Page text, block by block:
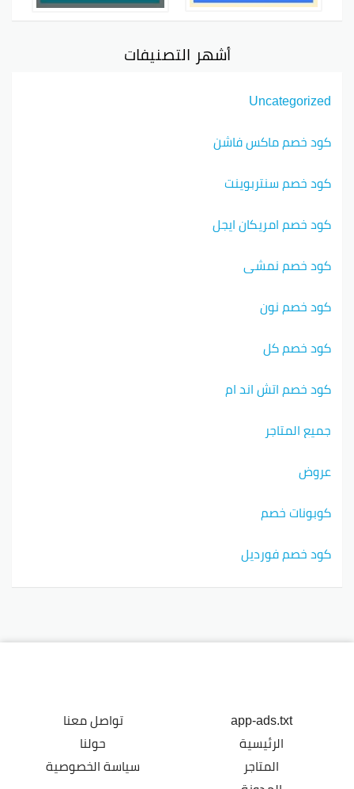
أشهر التصنيفات
Uncategorized
كود خصم ماكس فاشن
كود خصم سنتربوينت
كود خصم امريكان ايجل
كود خصم نمشي
كود خصم نون
كود خصم كل
كود خصم اتش اند ام
جميع المتاجر
عروض
كوبونات خصم
كود خصم فورديل
app-ads.txt
الرئيسية
المتاجر
تواصل معنا
حولنا
سياسة الخصوصية